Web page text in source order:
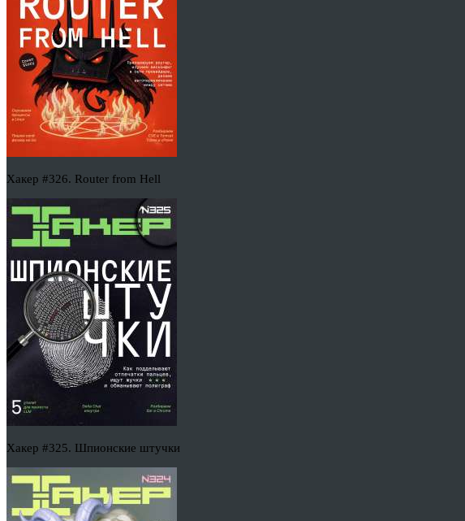
Хакер #326. Router from Hell
Хакер #325. Шпионские штучки